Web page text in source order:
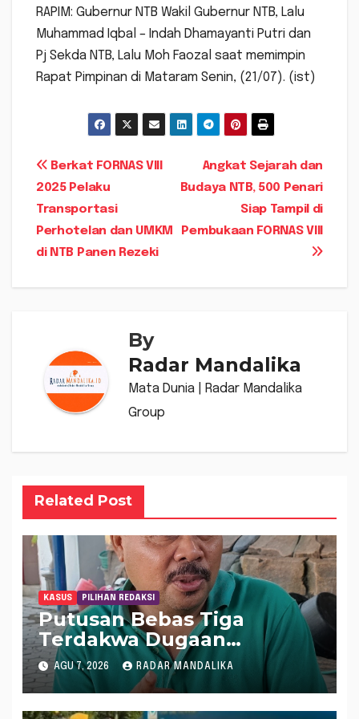
RAPIM: Gubernur NTB Wakil Gubernur NTB, Lalu
Muhammad Iqbal – Indah Dhamayanti Putri dan
Pj Sekda NTB, Lalu Moh Faozal saat memimpin
Rapat Pimpinan di Mataram Senin, (21/07). (ist)
Navigasi
pos
Angkat Sejarah dan
Budaya NTB, 500 Penari
Siap Tampil di
Pembukaan FORNAS VIII
Berkat FORNAS VIII
2025 Pelaku
Transportasi
Perhotelan dan UMKM
di NTB Panen Rezeki
By
Radar Mandalika
Mata Dunia | Radar Mandalika
Group
Related Post
KASUS PILIHAN REDAKSI
Putusan Bebas Tiga
Terdakwa Dugaan
Gratifikasi Dana “Siluman”
DPRD NTB, Najamudin
Sebut Putusan Hakim
AGU 7, 2026 RADAR MANDALIKA